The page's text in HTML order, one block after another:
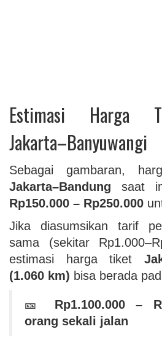
Estimasi Harga
Jakarta–Banyuwangi
Sebagai gambaran,
Jakarta–Bandung saat
Rp150.000 – Rp250.000
Jika diasumsikan tarif
sama (sekitar
estimasi harga tiket
(1.060 km) bisa berada
🎫 Rp1.100.000 –
orang sekali jalan